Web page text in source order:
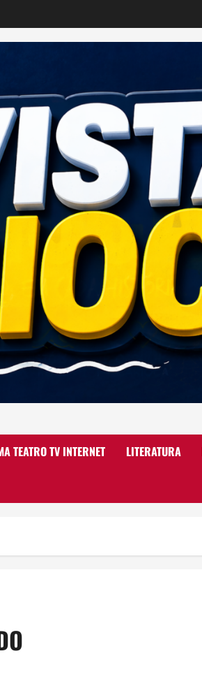
TEATRO TV INTERNET LITERATURA